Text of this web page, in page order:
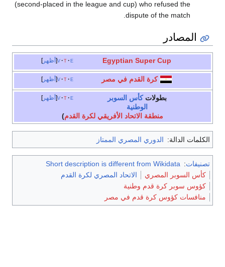
(second-placed in the league and cup) who refused the
dispute of the match.
المصادر
أظهر v t e Egyptian Super Cup
أظهر v t e كرة القدم في مصر
أظهر v t e بطولاتكأس السوبر
الوطنية
منطقة الاتحاد الأفريقي لكرة القدم)
الكلمات الدالة: الدوري المصري الممتاز
تصنيفات:
Short description is different from Wikidata
كأس السوبر المصري
الاتحاد المصري لكرة القدم
كؤوس سوبر كرة قدم وطنية
منافسات كؤوس كرة قدم في مصر